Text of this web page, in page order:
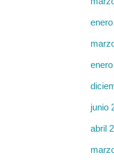
junio
abril